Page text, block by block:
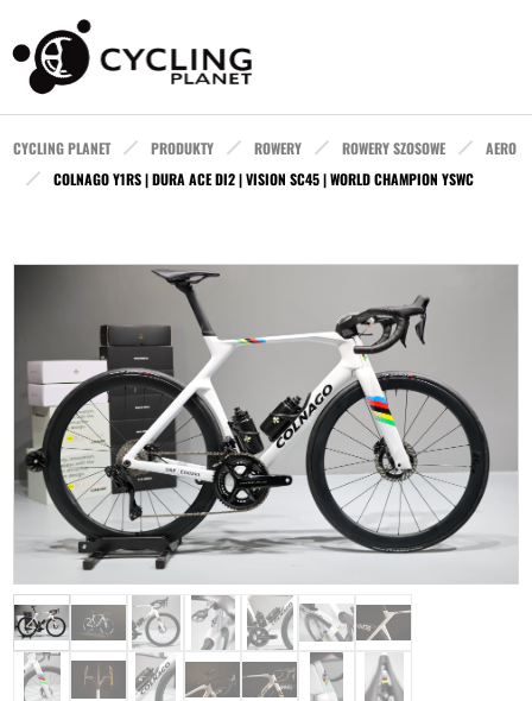
CYCLING PLANET PRODUKTY ROWERY ROWERY SZOSOWE
AERO
COLNAGO Y1RS | DURA ACE DI2 | VISION SC45 | WORLD CHAMPION YSWC